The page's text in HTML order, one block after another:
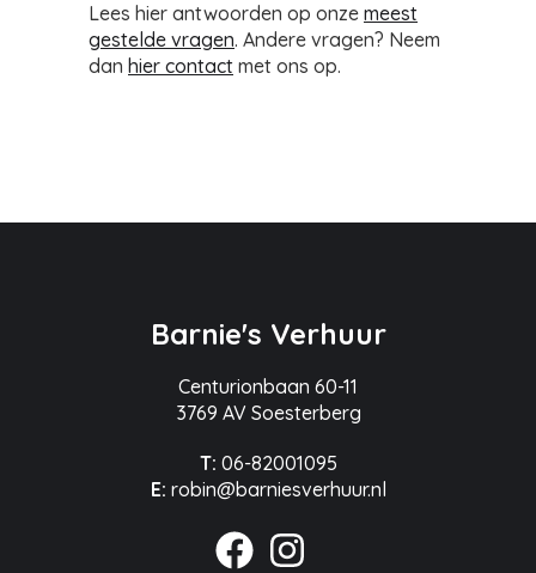
Lees hier antwoorden op onze meest
gestelde vragen. Andere vragen? Neem
dan hier contact met ons op.
Barnie's Verhuur
Centurionbaan 60-11
3769 AV Soesterberg
T: 06-82001095
E: robin@barniesverhuur.nl